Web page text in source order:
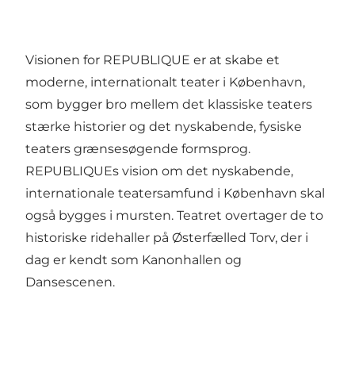
Visionen for REPUBLIQUE er at skabe et
moderne, internationalt teater i København,
som bygger bro mellem det klassiske teaters
stærke historier og det nyskabende, fysiske
teaters grænsesøgende formsprog.
REPUBLIQUEs vision om det nyskabende,
internationale teatersamfund i København skal
også bygges i mursten. Teatret overtager de to
historiske ridehaller på Østerfælled Torv, der i
dag er kendt som Kanonhallen og
Dansescenen.